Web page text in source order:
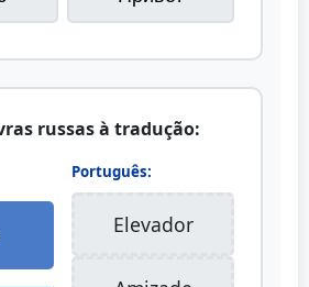
russas à tradução:
Português:
Elevador